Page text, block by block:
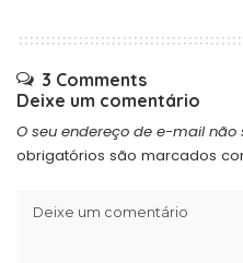
3 Comments
Deixe um comentário
O seu endereço de e-mail não
obrigatórios são marcados